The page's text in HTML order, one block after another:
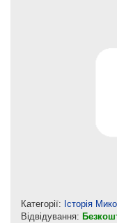
Категорії: Історія
Відвідування: